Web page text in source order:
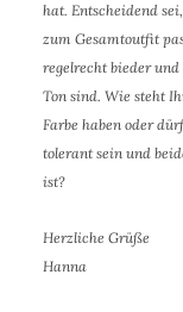
hat. Entscheidend
zum Gesamtoutfit
regelrecht bieder
Ton sind. Wie steht
Farbe haben oder
tolerant sein und
ist?
Herzliche Grüße
Hanna